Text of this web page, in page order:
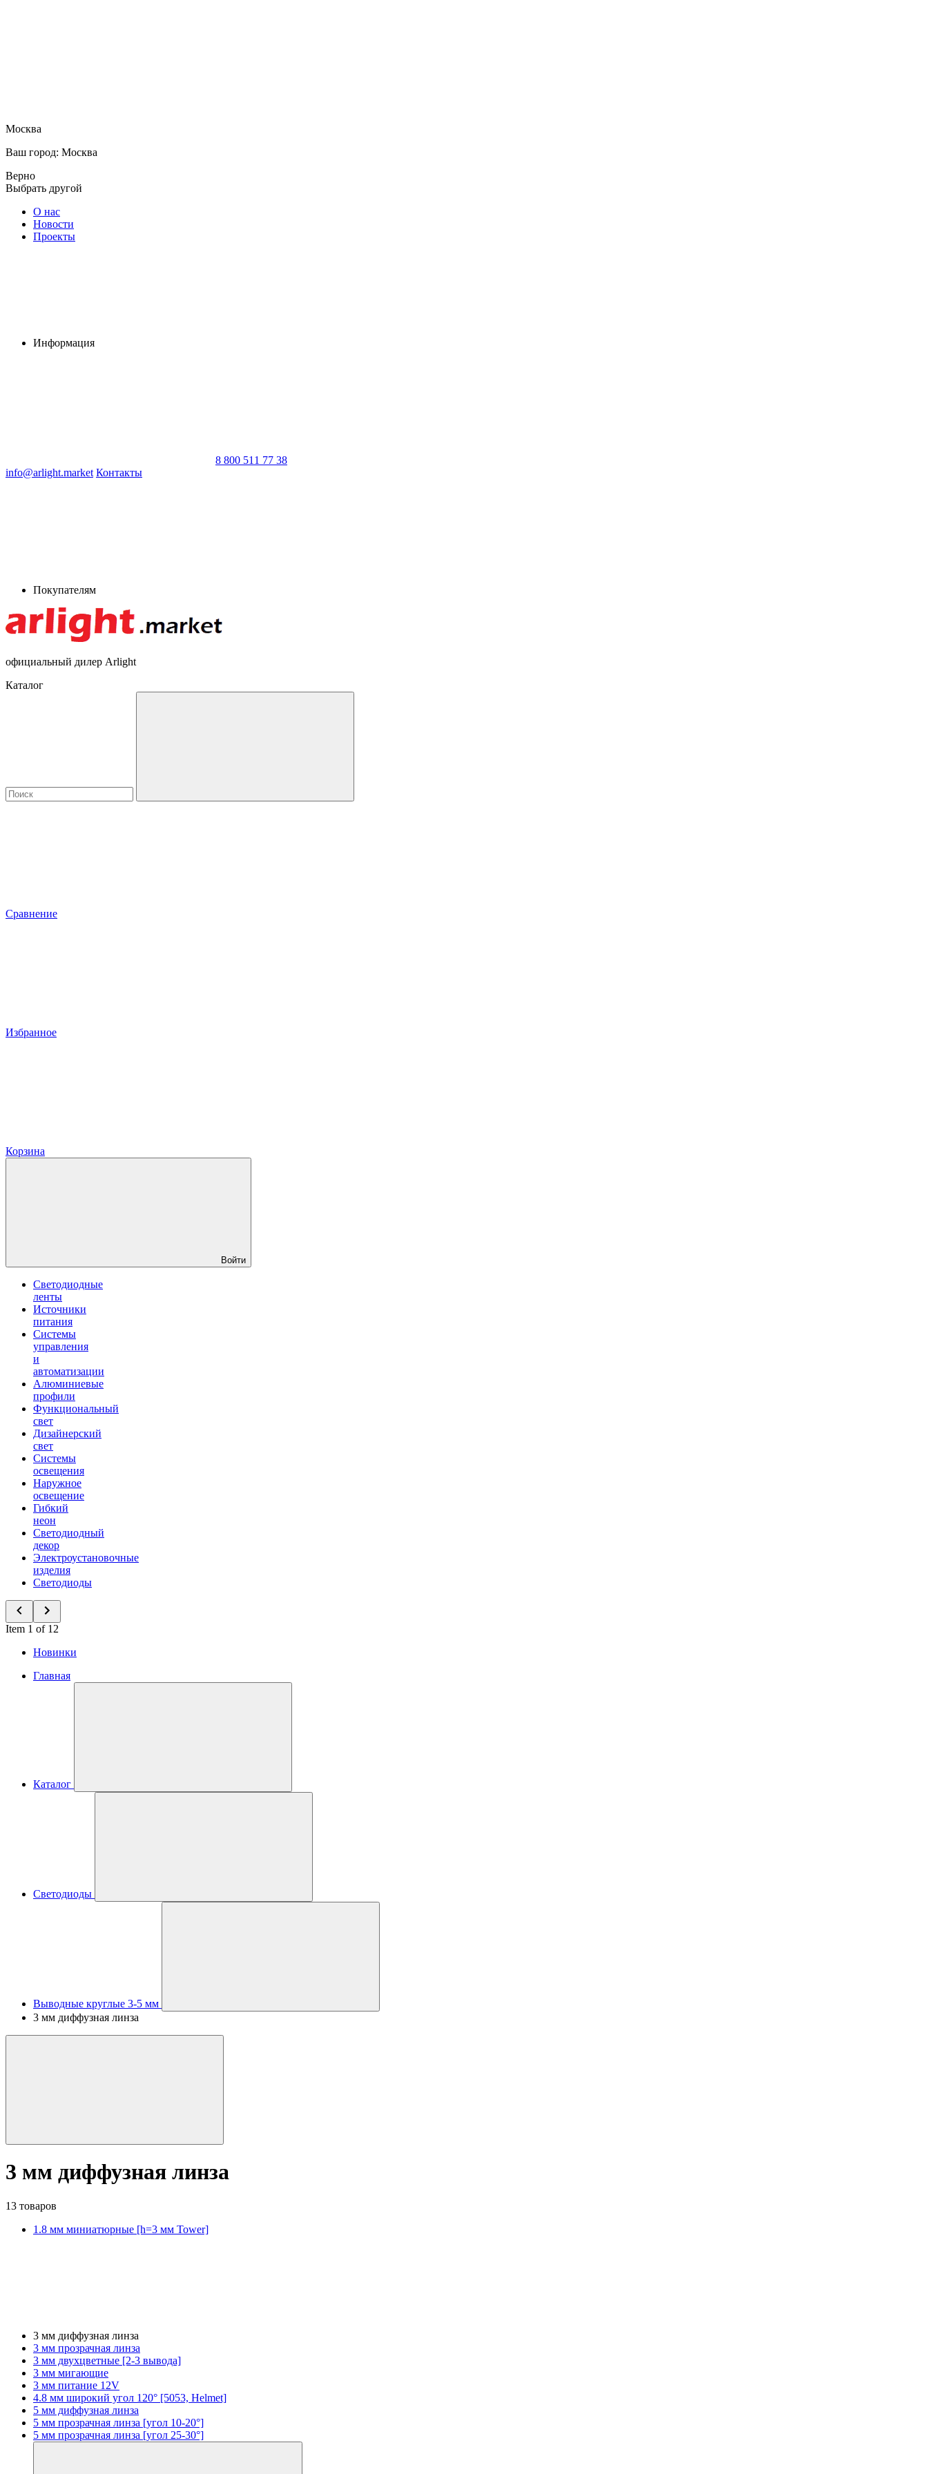
Москва
Ваш город: Москва
Верно
Выбрать другой
О нас
Новости
Проекты
Информация
8 800 511 77 38
info@arlight.market Контакты
Покупателям
официальный дилер Arlight
Каталог
Сравнение
Избранное
Корзина
Войти
Светодиодные
ленты
Источники
питания
Системы
управления
и
автоматизации
Алюминиевые
профили
Функциональный
свет
Дизайнерский
свет
Системы
освещения
Наружное
освещение
Гибкий
неон
Светодиодный
декор
Электроустановочные
изделия
Светодиоды
Item 1 of 12
Новинки
Главная
Каталог
Светодиоды
Выводные круглые 3-5 мм
3 мм диффузная линза
3 мм диффузная линза
13 товаров
1.8 мм миниатюрные [h=3 мм Tower]
3 мм диффузная линза
3 мм прозрачная линза
3 мм двухцветные [2-3 вывода]
3 мм мигающие
3 мм питание 12V
4.8 мм широкий угол 120° [5053, Helmet]
5 мм диффузная линза
5 мм прозрачная линза [угол 10-20°]
5 мм прозрачная линза [угол 25-30°]